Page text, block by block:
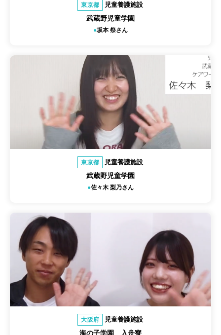
東京都 児童養護施設
武蔵野児童学園
坂本 祭さん
東京都 児童養護施設
武蔵野児童学園
佐々木 梨乃さん
大阪府 児童養護施設
海の子学園 入舟寮